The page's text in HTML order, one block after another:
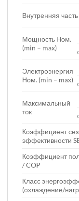
Внутренняя часть
Мощность Ном.
(min – max)
Электроэнергия
Ном. (min – max)
Максимальный
ток
Коэффициент
эффективности
Коэффициент
/ COP
Класс
(охлаждение/